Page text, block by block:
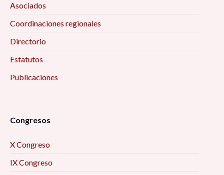
Asociados
Coordinaciones regionales
Directorio
Estatutos
Publicaciones
Congresos
X Congreso
IX Congreso